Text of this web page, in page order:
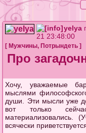
yelya
21 23:48:00
[ Мужчины, Потрындеть ]
Про
Хочу, уважаемые
мыслями
души. Эти мысли уже
вот только
материализовались.
всячески